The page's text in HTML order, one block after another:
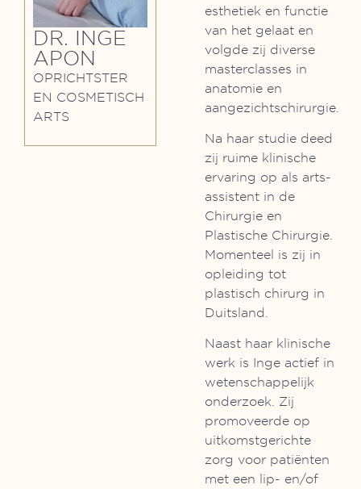
DR. INGE
APON
OPRICHTSTER
EN COSMETISCH
ARTS
esthetiek en functie
van het gelaat en
volgde zij diverse
masterclasses in
anatomie en
aangezichtschirurgie.
Na haar studie deed
zij ruime klinische
ervaring op als arts-
assistent in de
Chirurgie en
Plastische Chirurgie.
Momenteel is zij in
opleiding tot
plastisch chirurg in
Duitsland.
Naast haar klinische
werk is Inge actief in
wetenschappelijk
onderzoek. Zij
promoveerde op
uitkomstgerichte
zorg voor patiënten
met een lip- en/of